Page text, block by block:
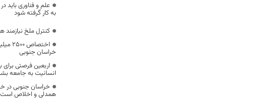
علم و فناوری باید
به کار گرفته شود
کنترل ملخ
خراسان جنوبی
اربعین فرصتی
انسانیت به جامعه
خراسان جنوبی در
همدلی و اخلاص است